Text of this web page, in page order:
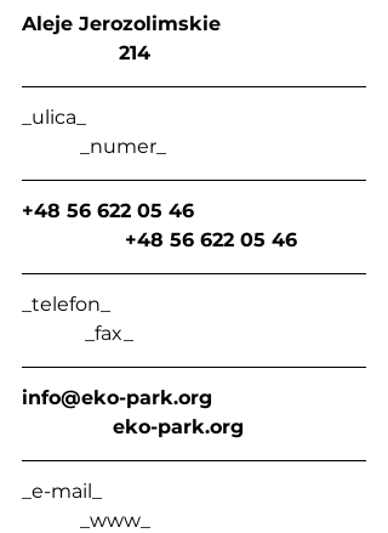
Aleje Jerozolimskie
                214
_ulica_
            _numer_
+48 56 622 05 46
                 +48 56 622 05 46
_telefon_
             _fax_
info@eko-park.org
eko-park.org
_e-mail_
            _www_